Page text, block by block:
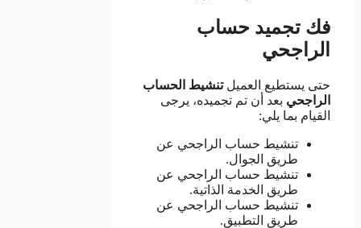
فك تجميد حساب
الراجحي
حتى يستطيع العميلتنشيط الحساب
الراجحي بعد أن تم تجميده، يرجى
القيام بما يلي:
تنشيط حساب الراجحي عن
طريق الجوال.
تنشيط حساب الراجحي عن
طريق الخدمة الذاتية.
تنشيط حساب الراجحي عن
طريق التطبيق.